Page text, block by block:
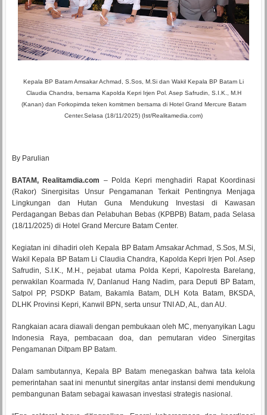
Kepala BP Batam Amsakar Achmad, S.Sos, M.Si dan Wakil Kepala BP Batam Li
Claudia Chandra, bersama Kapolda Kepri Irjen Pol. Asep Safrudin, S.I.K., M.H
(Kanan) dan Forkopimda teken komitmen bersama di Hotel Grand Mercure Batam
Center.Selasa (18/11/2025) (Ist/Realitamedia.com)
By Parulian
BATAM, Realitamdia.com – Polda Kepri menghadiri Rapat Koordinasi
(Rakor) Sinergisitas Unsur Pengamanan Terkait Pentingnya Menjaga
Lingkungan dan Hutan Guna Mendukung Investasi di Kawasan
Perdagangan Bebas dan Pelabuhan Bebas (KPBPB) Batam, pada Selasa
(18/11/2025) di Hotel Grand Mercure Batam Center.
Kegiatan ini dihadiri oleh Kepala BP Batam Amsakar Achmad, S.Sos, M.Si,
Wakil Kepala BP Batam Li Claudia Chandra, Kapolda Kepri Irjen Pol. Asep
Safrudin, S.I.K., M.H., pejabat utama Polda Kepri, Kapolresta Barelang,
perwakilan Koarmada IV, Danlanud Hang Nadim, para Deputi BP Batam,
Satpol PP, PSDKP Batam, Bakamla Batam, DLH Kota Batam, BKSDA,
DLHK Provinsi Kepri, Kanwil BPN, serta unsur TNI AD, AL, dan AU.
Rangkaian acara diawali dengan pembukaan oleh MC, menyanyikan Lagu
Indonesia Raya, pembacaan doa, dan pemutaran video Sinergitas
Pengamanan Ditpam BP Batam.
Dalam sambutannya, Kepala BP Batam menegaskan bahwa tata kelola
pemerintahan saat ini menuntut sinergitas antar instansi demi mendukung
pembangunan Batam sebagai kawasan investasi strategis nasional.